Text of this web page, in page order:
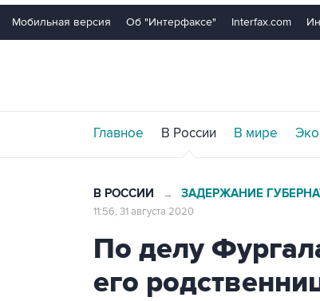
Мобильная версия Об "Интерфаксе" Interfax.com
Главное В России В мире
В РОССИИ → ЗАДЕРЖАНИЕ
11:56, 31 августа 2020
По делу
его